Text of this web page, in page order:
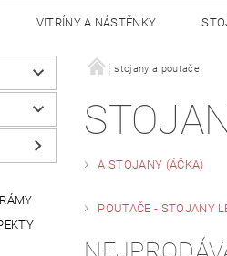
VITRÍNY A NÁSTĚNKY
KONTAKTY
stojany a poutače
A STOJANY (ÁČKA)
POUTAČE - STOJANY